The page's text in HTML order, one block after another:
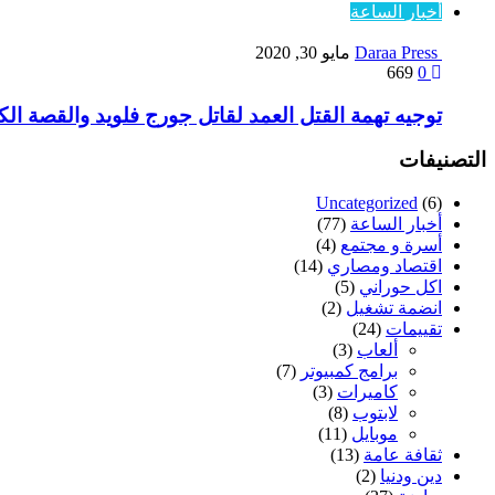
أخبار الساعة
مايو 30, 2020
669
توجيه تهمة القتل العمد لقاتل جورج فلويد والقصة
التصنيفات
Uncategorized (6)
أخبار الساعة (77)
أسرة و مجتمع (4)
اقتصاد ومصاري (14)
اكل حوراني (5)
انضمة تشغيل (2)
تقييمات (24)
ألعاب (3)
برامج كمبيوتر (7)
كاميرات (3)
لابتوب (8)
موبايل (11)
ثقافة عامة (13)
دين ودنيا (2)